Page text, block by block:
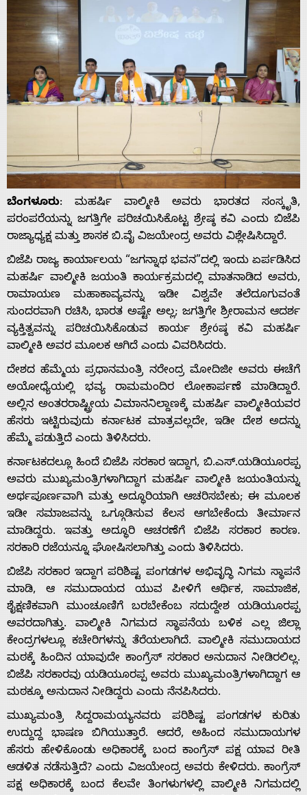
Home
About
Us
Advertise
With
s
Contact
ಬೆಂಗಳೂರು: ಮಹರ್ಷಿ ವಾಲ್ಮೀಕಿ ಅವರು ಭಾರತದ ಸಂಸ್ಕೃತಿ,
ಪರಂಪರೆಯನ್ನು ಜಗತ್ತಿಗೇ ಪರಿಚಯಿಸಿಕೊಟ್ಟ ಶ್ರೇಷ್ಠ ಕವಿ ಎಂದು ಬಿಜೆಪಿ
ರಾಜ್ಯಾಧ್ಯಕ್ಷ ಮತ್ತು ಶಾಸಕ ಬಿ.ವೈ ವಿಜಯೇಂದ್ರ ಅವರು ವಿಶ್ಲೇಷಿಸಿದ್ದಾರೆ.
ಬಿಜೆಪಿ ರಾಜ್ಯ ಕಾರ್ಯಾಲಯ “ಜಗನ್ನಾಥ ಭವನ”ದಲ್ಲಿ ಇಂದು ಏರ್ಪಡಿಸಿದ
ಮಹರ್ಷಿ ವಾಲ್ಮೀಕಿ ಜಯಂತಿ ಕಾರ್ಯಕ್ರಮದಲ್ಲಿ ಮಾತನಾಡಿದ ಅವರು,
ರಾಮಾಯಣ ಮಹಾಕಾವ್ಯವನ್ನು ಇಡೀ ವಿಶ್ವವೇ ತಲೆದೂಗುವಂತೆ
ಸುಂದರವಾಗಿ ರಚಿಸಿ, ಭಾರತ ಅಷ್ಟೇ ಅಲ್ಲ; ಜಗತ್ತಿಗೇ ಶ್ರೀರಾಮನ ಆದರ್ಶ
ವ್ಯಕ್ತಿತ್ವವನ್ನು ಪರಿಚಯಿಸಿಕೊಡುವ ಕಾರ್ಯ ಶ್ರೇóಷ್ಠ ಕವಿ ಮಹರ್ಷಿ
ವಾಲ್ಮೀಕಿ ಅವರ ಮೂಲಕ ಆಗಿದೆ ಎಂದು ವಿವರಿಸಿದರು.
ದೇಶದ ಹೆಮ್ಮೆಯ ಪ್ರಧಾನಮಂತ್ರಿ ನರೇಂದ್ರ ಮೋದಿಜೀ ಅವರು ಈಚೆಗೆ
ಅಯೋಧ್ಯೆಯಲ್ಲಿ ಭವ್ಯ ರಾಮಮಂದಿರ ಲೋಕಾರ್ಪಣೆ ಮಾಡಿದ್ದಾರೆ.
ಅಲ್ಲಿನ ಅಂತರರಾಷ್ಟ್ರೀಯ ವಿಮಾನನಿಲ್ದಾಣಕ್ಕೆ ಮಹರ್ಷಿ ವಾಲ್ಮೀಕಿಯವರ
ಹೆಸರು ಇಟ್ಟಿರುವುದು ಕರ್ನಾಟಕ ಮಾತ್ರವಲ್ಲದೇ, ಇಡೀ ದೇಶ ಅದನ್ನು
ಹೆಮ್ಮೆ ಪಡುತ್ತಿದೆ ಎಂದು ತಿಳಿಸಿದರು.
ಕರ್ನಾಟಕದಲ್ಲೂ ಹಿಂದೆ ಬಿಜೆಪಿ ಸರಕಾರ ಇದ್ದಾಗ, ಬಿ.ಎಸ್.ಯಡಿಯೂರಪ್ಪ
ಅವರು ಮುಖ್ಯಮಂತ್ರಿಗಳಾಗಿದ್ದಾಗ ಮಹರ್ಷಿ ವಾಲ್ಮೀಕಿ ಜಯಂತಿಯನ್ನು
ಅರ್ಥಪೂರ್ಣವಾಗಿ ಮತ್ತು ಅದ್ಧೂರಿಯಾಗಿ ಆಚರಿಸಬೇಕು; ಈ ಮೂಲಕ
ಇಡೀ ಸಮಾಜವನ್ನು ಒಗ್ಗೂಡಿಸುವ ಕೆಲಸ ಆಗಬೇಕೆಂದು ತೀರ್ಮಾನ
ಮಾಡಿದ್ದರು. ಇವತ್ತು ಅದ್ಧೂರಿ ಆಚರಣೆಗೆ ಬಿಜೆಪಿ ಸರಕಾರ ಕಾರಣ.
ಸರಕಾರಿ ರಜೆಯನ್ನೂ ಘೋಷಿಸಲಾಗಿತ್ತು ಎಂದು ತಿಳಿಸಿದರು.
ಬಿಜೆಪಿ ಸರಕಾರ ಇದ್ದಾಗ ಪರಿಶಿಷ್ಟ ಪಂಗಡಗಳ ಅಭಿವೃದ್ಧಿ ನಿಗಮ ಸ್ಥಾಪನೆ
ಮಾಡಿ, ಆ ಸಮುದಾಯದ ಯುವ ಪೀಳಿಗೆ ಆರ್ಥಿಕ, ಸಾಮಾಜಿಕ,
ಶೈಕ್ಷಣಿಕವಾಗಿ ಮುಂಚೂಣಿಗೆ ಬರಬೇಕೆಂಬ ಸದುದ್ದೇಶ ಯಡಿಯೂರಪ್ಪ
ಅವರದಾಗಿತ್ತು. ವಾಲ್ಮೀಕಿ ನಿಗಮದ ಸ್ಥಾಪನೆಯ ಬಳಿಕ ಎಲ್ಲ ಜಿಲ್ಲಾ
ಕೇಂದ್ರಗಳಲ್ಲೂ ಕಚೇರಿಗಳನ್ನು ತೆರೆಯಲಾಗಿದೆ. ವಾಲ್ಮೀಕಿ ಸಮುದಾಯದ
ಮಠಕ್ಕೆ ಹಿಂದಿನ ಯಾವುದೇ ಕಾಂಗ್ರೆಸ್ ಸರಕಾರ ಅನುದಾನ ನೀಡಿರಲಿಲ್ಲ.
ಬಿಜೆಪಿ ಸರಕಾರವು ಯಡಿಯೂರಪ್ಪ ಅವರು ಮುಖ್ಯಮಂತ್ರಿಗಳಾಗಿದ್ದಾಗ ಆ
ಮಠಕ್ಕೂ ಅನುದಾನ ನೀಡಿದ್ದರು ಎಂದು ನೆನಪಿಸಿದರು.
ಮುಖ್ಯಮಂತ್ರಿ ಸಿದ್ದರಾಮಯ್ಯನವರು ಪರಿಶಿಷ್ಟ ಪಂಗಡಗಳ ಕುರಿತು
ಉದ್ದುದ್ದ ಭಾಷಣ ಬಿಗಿಯುತ್ತಾರೆ. ಆದರೆ, ಅಹಿಂದ ಸಮುದಾಯಗಳ
ಹೆಸರು ಹೇಳಿಕೊಂಡು ಅಧಿಕಾರಕ್ಕೆ ಬಂದ ಕಾಂಗ್ರೆಸ್ ಪಕ್ಷ ಯಾವ ರೀತಿ
ಆಡಳಿತ ನಡೆಸುತ್ತಿದೆ? ಎಂದು ವಿಜಯೇಂದ್ರ ಅವರು ಕೇಳಿದರು. ಕಾಂಗ್ರೆಸ್
ಪಕ್ಷ ಅಧಿಕಾರಕ್ಕೆ ಬಂದ ಕೆಲವೇ ತಿಂಗಳುಗಳಲ್ಲಿ ವಾಲ್ಮೀಕಿ ನಿಗಮದಲ್ಲಿ